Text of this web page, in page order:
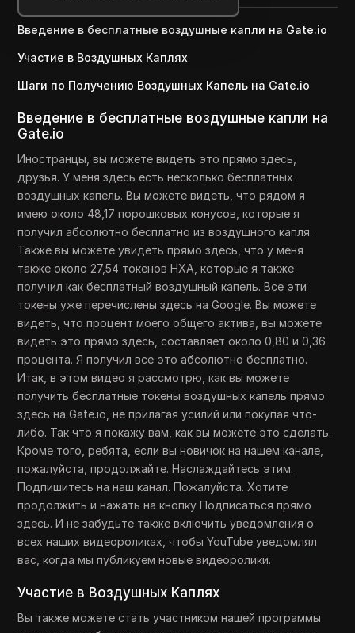
Введение в бесплатные воздушные капли на Gate.io
Участие в Воздушных Каплях
Шаги по Получению Воздушных Капель на Gate.io
Введение в бесплатные воздушные капли на
Gate.io
Иностранцы, вы можете видеть это прямо здесь,
друзья. У меня здесь есть несколько бесплатных
воздушных капель. Вы можете видеть, что рядом я
имею около 48,17 порошковых конусов, которые я
получил абсолютно бесплатно из воздушного капля.
Также вы можете увидеть прямо здесь, что у меня
также около 27,54 токенов HXA, которые я также
получил как бесплатный воздушный капель. Все эти
токены уже перечислены здесь на Google. Вы можете
видеть, что процент моего общего актива, вы можете
видеть это прямо здесь, составляет около 0,80 и 0,36
процента. Я получил все это абсолютно бесплатно.
Итак, в этом видео я рассмотрю, как вы можете
получить бесплатные токены воздушных капель прямо
здесь на Gate.io, не прилагая усилий или покупая что-
либо. Так что я покажу вам, как вы можете это сделать.
Кроме того, ребята, если вы новичок на нашем канале,
пожалуйста, продолжайте. Наслаждайтесь этим.
Подпишитесь на наш канал. Пожалуйста. Хотите
продолжить и нажать на кнопку Подписаться прямо
здесь. И не забудьте также включить уведомления о
всех наших видеороликах, чтобы YouTube уведомлял
вас, когда мы публикуем новые видеоролики.
Участие в Воздушных Каплях
Вы также можете стать участником нашей программы